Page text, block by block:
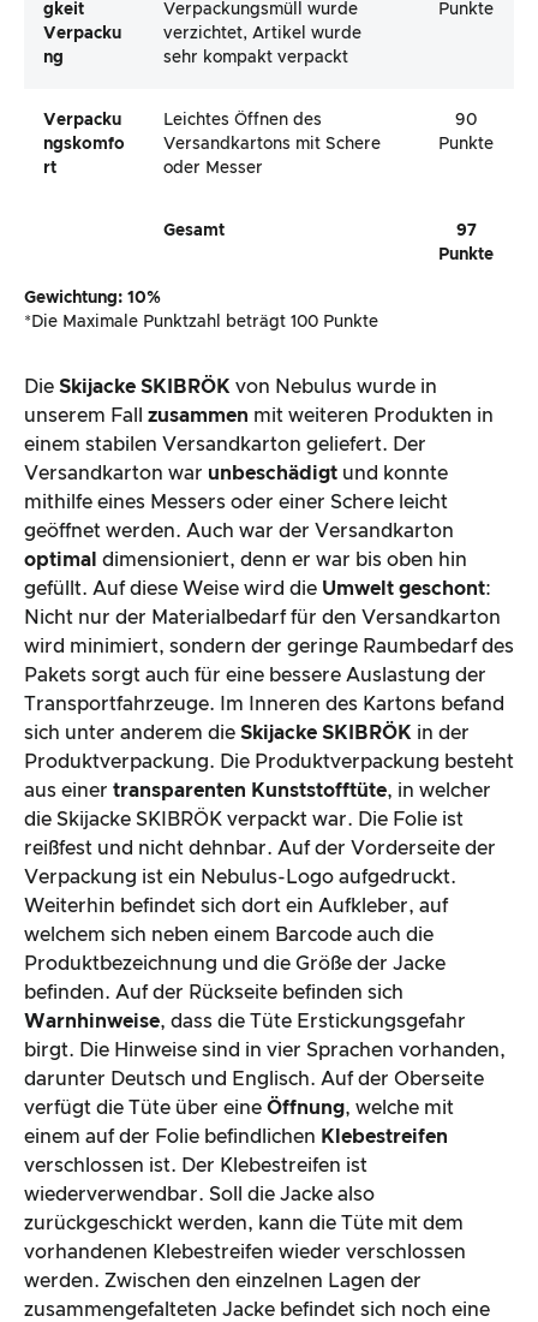
Gkeit
Verpacku
Ng
Verpackungsmüll wurde
verzichtet, Artikel wurde
sehr kompakt verpackt
Punkte
Verpacku
Ngskomfo
Rt
Leichtes Öffnen des
Versandkartons mit Schere
oder Messer
90
Punkte
Gesamt
97
Punkte
Gewichtung: 10%
*Die Maximale Punktzahl beträgt 100 Punkte
Die Skijacke SKIBRÖK von Nebulus wurde in
unserem Fall zusammen mit weiteren Produkten in
einem stabilen Versandkarton geliefert. Der
Versandkarton war unbeschädigt und konnte
mithilfe eines Messers oder einer Schere leicht
geöffnet werden. Auch war der Versandkarton
optimal dimensioniert, denn er war bis oben hin
gefüllt. Auf diese Weise wird die Umwelt geschont:
Nicht nur der Materialbedarf für den Versandkarton
wird minimiert, sondern der geringe Raumbedarf des
Pakets sorgt auch für eine bessere Auslastung der
Transportfahrzeuge. Im Inneren des Kartons befand
sich unter anderem die Skijacke SKIBRÖK in der
Produktverpackung. Die Produktverpackung besteht
aus einer transparenten Kunststofftüte, in welcher
die Skijacke SKIBRÖK verpackt war. Die Folie ist
reißfest und nicht dehnbar. Auf der Vorderseite der
Verpackung ist ein Nebulus-Logo aufgedruckt.
Weiterhin befindet sich dort ein Aufkleber, auf
welchem sich neben einem Barcode auch die
Produktbezeichnung und die Größe der Jacke
befinden. Auf der Rückseite befinden sich
Warnhinweise, dass die Tüte Erstickungsgefahr
birgt. Die Hinweise sind in vier Sprachen vorhanden,
darunter Deutsch und Englisch. Auf der Oberseite
verfügt die Tüte über eine Öffnung, welche mit
einem auf der Folie befindlichen Klebestreifen
verschlossen ist. Der Klebestreifen ist
wiederverwendbar. Soll die Jacke also
zurückgeschickt werden, kann die Tüte mit dem
vorhandenen Klebestreifen wieder verschlossen
werden. Zwischen den einzelnen Lagen der
zusammengefalteten Jacke befindet sich noch eine